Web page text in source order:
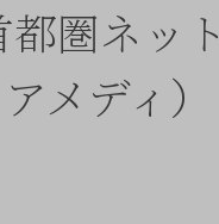
圏ネット
メディ）